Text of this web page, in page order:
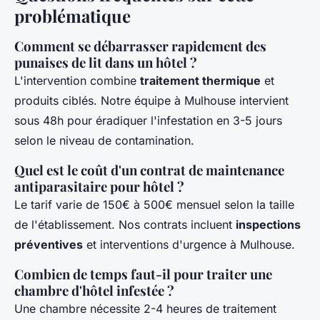
problématique
Comment se débarrasser rapidement des
punaises de lit dans un hôtel ?
L'intervention combine traitement thermique et
produits ciblés. Notre équipe à Mulhouse intervient
sous 48h pour éradiquer l'infestation en 3-5 jours
selon le niveau de contamination.
Quel est le coût d'un contrat de maintenance
antiparasitaire pour hôtel ?
Le tarif varie de 150€ à 500€ mensuel selon la taille
de l'établissement. Nos contrats incluent inspections
préventives et interventions d'urgence à Mulhouse.
Combien de temps faut-il pour traiter une
chambre d'hôtel infestée ?
Une chambre nécessite 2-4 heures de traitement